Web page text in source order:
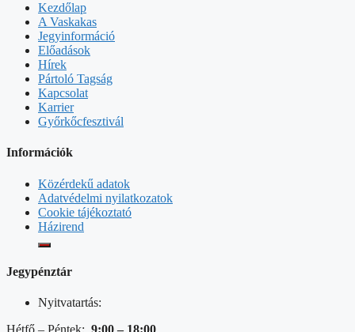
Kezdőlap
A Vaskakas
Jegyinformáció
Előadások
Hírek
Pártoló Tagság
Kapcsolat
Karrier
Győrkőcfesztivál
Információk
Közérdekű adatok
Adatvédelmi nyilatkozatok
Cookie tájékoztató
Házirend
Jegypénztár
Nyitvatartás: